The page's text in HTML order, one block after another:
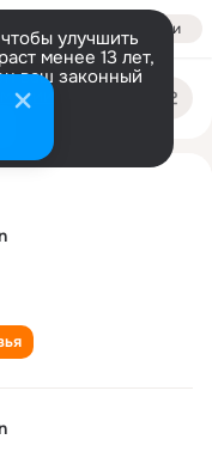
Войти
улучшить
менее 13 лет,
ваш законный